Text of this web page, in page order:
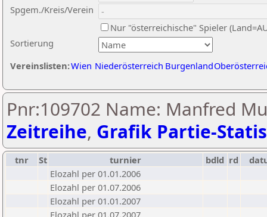
Sortierung
Spgem./Kreis/Verein
Nur "österreichische" Spieler
Vereinslisten:Wien Niederösterreich Burgenland
Pnr:109702 Name: Manfred
Zeitreihe, Grafik Partie-
tnr St turnier bdld rd
Elozahl per 01.01.2006
Elozahl per 01.07.2006
Elozahl per 01.01.2007
Elozahl per 01.07.2007